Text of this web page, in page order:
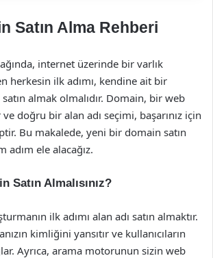
Satın Alma Rehberi
internet üzerinde bir varlık
herkesin ilk adımı, kendine ait bir
almak olmalıdır. Domain, bir web
doğru bir alan adı seçimi, başarınız için
Bu makalede, yeni bir domain satın
adım ele alacağız.
Satın Almalısınız?
ilk adımı alan adı satın almaktır.
kimliğini yansıtır ve kullanıcıların
Ayrıca, arama motorunun sizin web